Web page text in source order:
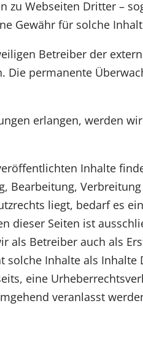
zu Webseiten Dritter –
Gewähr für solche
Betreiber der
Die permanente
erlangen, werden
Inhalte
Bearbeitung,
liegt, bedarf es
dieser Seiten ist
als Betreiber auch als
Inhalte als
eine
veranlasst